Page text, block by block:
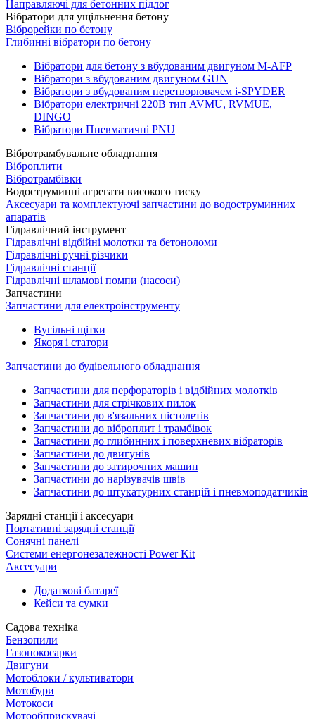
Направляючі для бетонних підлог
Вібратори для ущільнення бетону
Віброрейки по бетону
Глибинні вібратори по бетону
Вібратори для бетону з вбудованим двигуном M-AFP
Вібратори з вбудованим двигуном GUN
Вібратори з вбудованим перетворювачем i-SPYDER
Вібратори електричні 220B тип AVMU, RVMUE,
DINGO
Вібратори Пневматичні PNU
Вібротрамбувальне обладнання
Віброплити
Вібротрамбівки
Водоструминні агрегати високого тиску
Аксесуари та комплектуючі запчастини до водоструминних
апаратів
Гідравлічний інструмент
Гідравлічні відбійні молотки та бетоноломи
Гідравлічні ручні різчики
Гідравлічні станції
Гідравлічні шламові помпи (насоси)
Запчастини
Запчастини для електроінструменту
Вугільні щітки
Якоря і статори
Запчастини до будівельного обладнання
Запчастини для перфораторів і відбійних молотків
Запчастини для стрічкових пилок
Запчастини до в'язальних пістолетів
Запчастини до віброплит і трамбівок
Запчастини до глибинних і поверхневих вібраторів
Запчастини до двигунів
Запчастини до затирочних машин
Запчастини до нарізувачів швів
Запчастини до штукатурних станцій і пневмоподатчиків
Зарядні станції і аксесуари
Портативні зарядні станції
Сонячні панелі
Системи енергонезалежності Power Kit
Аксесуари
Додаткові батареї
Кейси та сумки
Садова техніка
Бензопили
Газонокосарки
Двигуни
Мотоблоки / культиватори
Мотобури
Мотокоси
Мотообприскувачі